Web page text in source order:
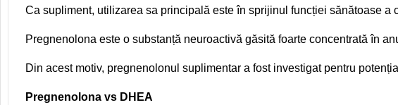
Ca supliment, utilizarea sa principală este în sprijinul funcției sănătoase a
Pregnenolona este o substanță neuroactivă găsită foarte concentrată în
Din acest motiv, pregnenolonul suplimentar a fost investigat pentru
Pregnenolona vs DHEA